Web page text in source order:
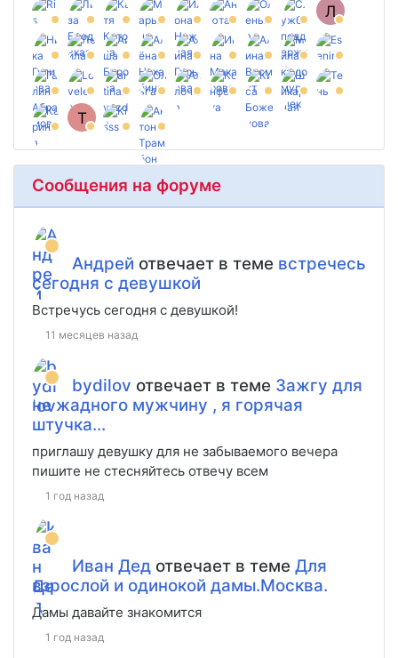
Л
T
Сообщения на форуме
Андрей отвечает в теме встречесь
сегодня с девушкой
Встречусь сегодня с девушкой!
11 месяцев назад
bydilov отвечает в теме Зажгу для
не жадного мужчину , я горячая
штучка...
приглашу девушку для не забываемого вечера
пишите не стесняйтесь отвечу всем
1 год назад
Иван Дед отвечает в теме Для
взрослой и одинокой дамы.Москва.
Дамы давайте знакомится
1 год назад